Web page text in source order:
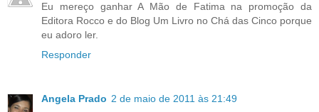
Eu mereço ganhar A Mão de Fatima na promoção da
Editora Rocco e do Blog Um Livro no Chá das Cinco porque
eu adoro ler.
Responder
Angela Prado 2 de maio de 2011 às 21:49